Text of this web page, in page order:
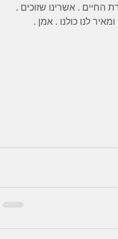
החיים . אשרינו שזוכים .
לנו כולנו . אמן .